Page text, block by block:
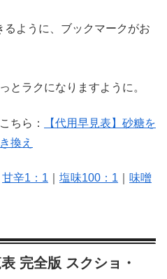
ように、ブックマークがお
とラクになりますように。
ちら：
【代用早見表】砂糖を
換え
甘辛1：1 塩味100：1
味噌
完全版 スクショ・